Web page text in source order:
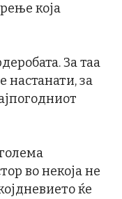
која
За таа
настанати, за
во некоја не
ќе